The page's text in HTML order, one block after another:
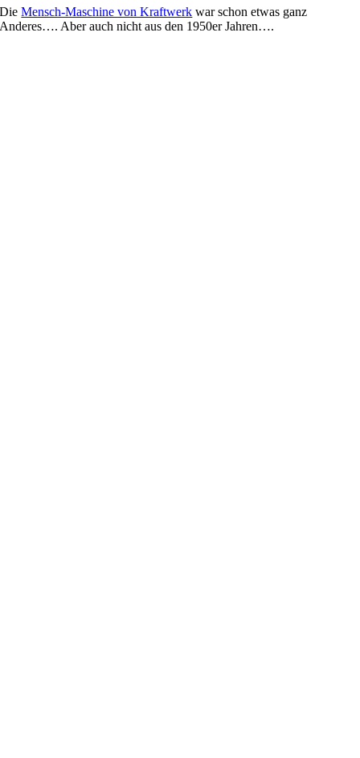
DieMensch-Maschine von Kraftwerk war schon etwas ganz
Anderes…. Aber auch nicht aus den 1950er Jahren….